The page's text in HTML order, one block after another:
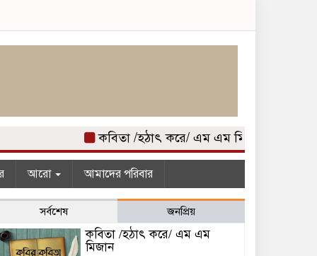
কবিতা /হঠাৎ করে/ এম এম মিজান
আরো আমাদের পরিবার
সর্বশেষ জনপ্রিয়
কবিতা /হঠাৎ করে/ এম এম
মিজান